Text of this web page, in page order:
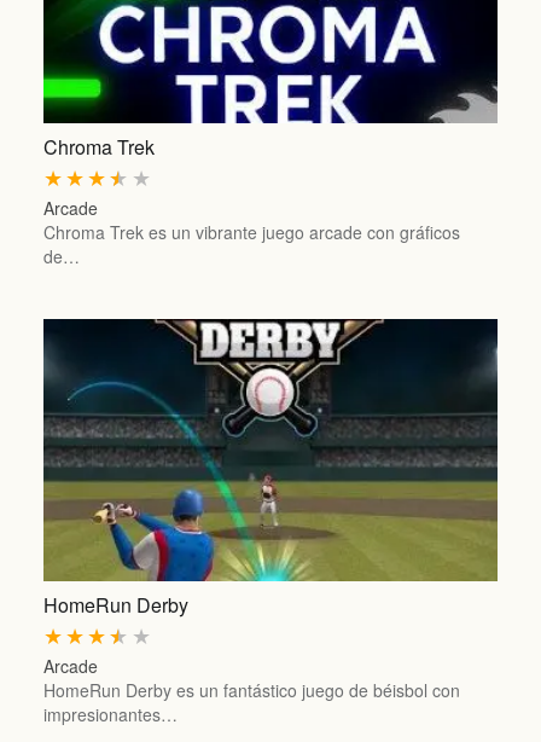
Chroma Trek
★
★
★
★
★
Arcade
Chroma Trek es un vibrante juego arcade con gráficos
de…
HomeRun Derby
★
★
★
★
★
Arcade
HomeRun Derby es un fantástico juego de béisbol con
impresionantes…